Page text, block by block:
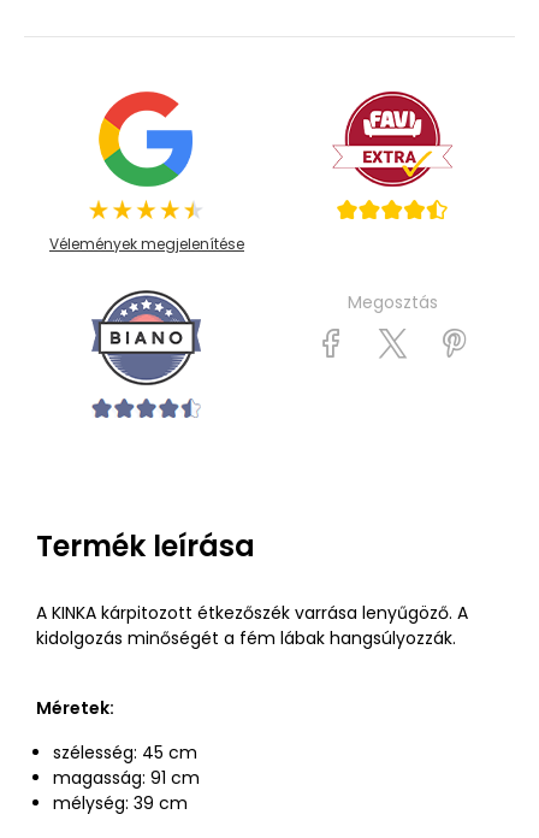
Vélemények megjelenítése
Megosztás
Termék leírása
A KINKA kárpitozott étkezőszék varrása lenyűgöző. A
kidolgozás minőségét a fém lábak hangsúlyozzák.
Méretek:
szélesség: 45 cm
magasság: 91 cm
mélység: 39 cm